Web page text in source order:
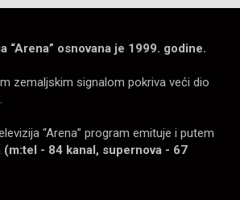
“Arena” osnovana je 1999. godine.
zemaljskim signalom pokriva veći dio
“Arena” program emituje i putem
(m:tel - 84 kanal, supernova - 67